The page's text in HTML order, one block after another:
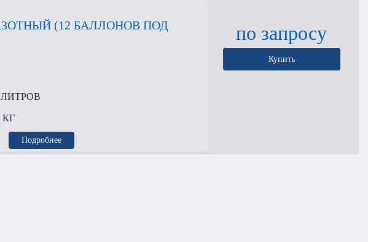
(12 БАЛЛОНОВ ПОД
ЛИТРОВ
КГ
Подробнее
по запросу
Купить